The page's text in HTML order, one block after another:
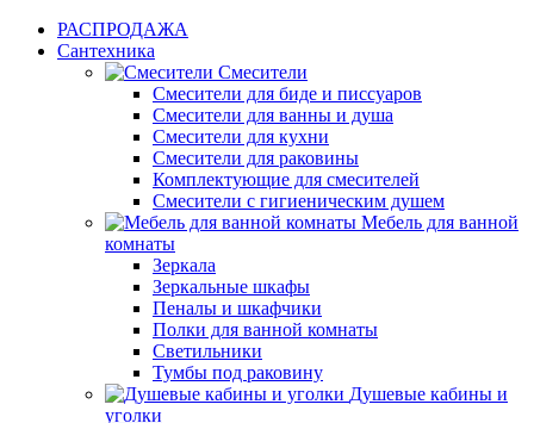
РАСПРОДАЖА
Сантехника
Смесители
Смесители для биде и писсуаров
Смесители для ванны и душа
Смесители для кухни
Смесители для раковины
Комплектующие для смесителей
Смесители с гигиеническим душем
Мебель для ванной
комнаты
Зеркала
Зеркальные шкафы
Пеналы и шкафчики
Полки для ванной комнаты
Светильники
Тумбы под раковину
Душевые кабины и
уголки